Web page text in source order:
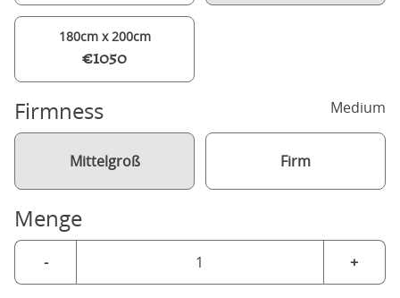
180cm x 200cm
€1050
Firmness Medium
Mittelgroß Firm
Menge
- +